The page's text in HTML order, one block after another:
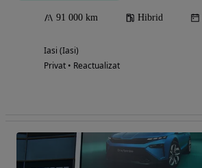
91 000 km Hibrid
Iasi (Iasi)
Privat • Reactualizat